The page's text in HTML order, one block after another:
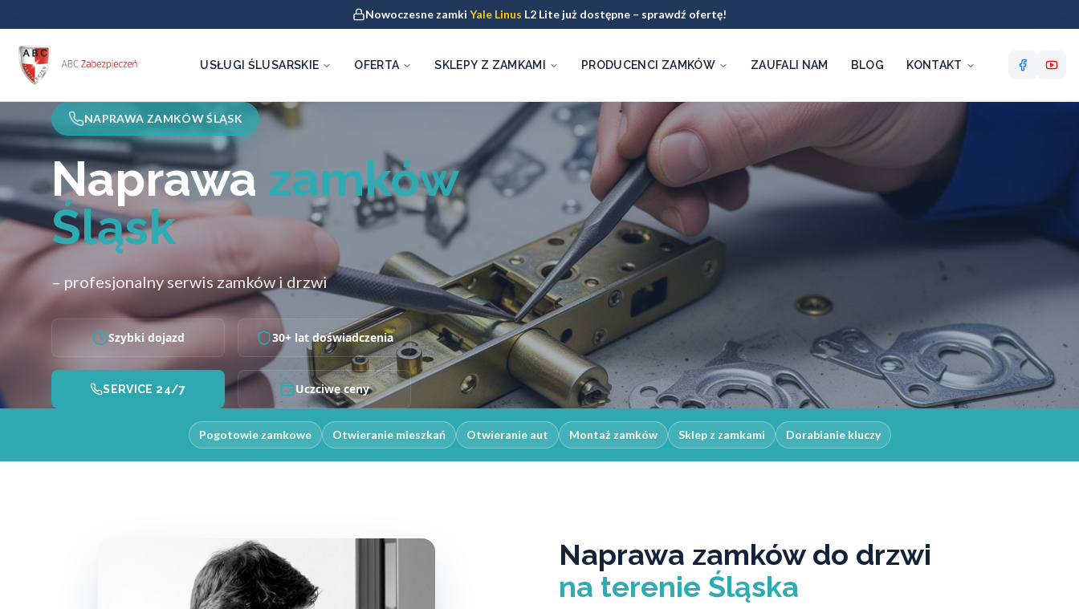
Nowoczesne zamki Yale Linus L2 Lite już dostępne – sprawdź ofertę!
USŁUGI ŚLUSARSKIE OFERTA SKLEPY Z ZAMKAMI PRODUCENCI ZAMKÓW ZAUFALI NAM BLOG KONTAKT
NAPRAWA ZAMKÓW ŚLĄSK
Naprawa zamków
Śląsk
– profesjonalny serwis zamków i drzwi
Szybki dojazd 30+ lat doświadczenia
SERVICE 24/7 Uczciwe ceny
Pogotowie zamkowe Otwieranie mieszkań Otwieranie aut Montaż zamków Sklep z zamkami Dorabianie kluczy
Naprawa zamków do drzwi
na terenie Śląska